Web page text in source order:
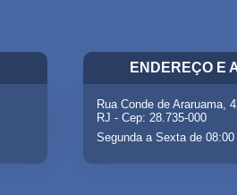
ENDEREÇO E
Rua Conde de Araruama,
RJ - Cep: 28.735-000
Segunda a Sexta de